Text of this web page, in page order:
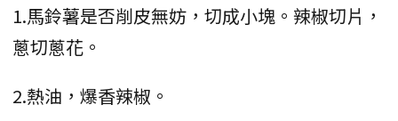
1.馬鈴薯是否削皮無妨，切成小塊。辣椒切片，
蔥切蔥花。
2.熱油，爆香辣椒。